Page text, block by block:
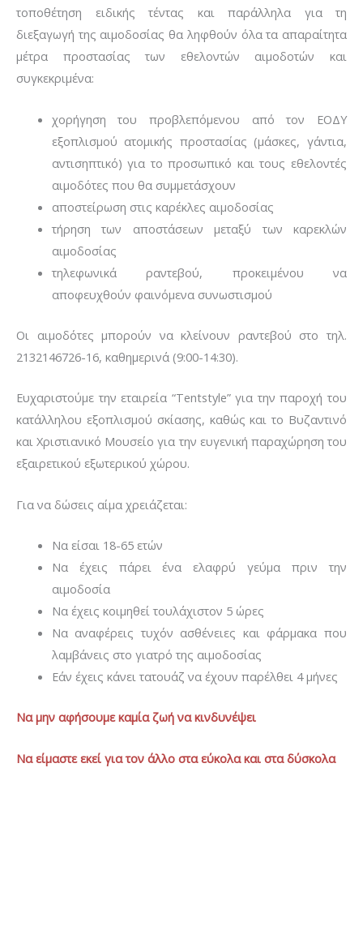
τοποθέτηση ειδικής τέντας και παράλληλα για τη
διεξαγωγή της αιμοδοσίας θα ληφθούν όλα τα απαραίτητα
μέτρα προστασίας των εθελοντών αιμοδοτών και
συγκεκριμένα:
χορήγηση του προβλεπόμενου από τον ΕΟΔΥ
εξοπλισμού ατομικής προστασίας (μάσκες, γάντια,
αντισηπτικό) για το προσωπικό και τους εθελοντές
αιμοδότες που θα συμμετάσχουν
αποστείρωση στις καρέκλες αιμοδοσίας
τήρηση των αποστάσεων μεταξύ των καρεκλών
αιμοδοσίας
τηλεφωνικά ραντεβού, προκειμένου να
αποφευχθούν φαινόμενα συνωστισμού
Οι αιμοδότες μπορούν να κλείνουν ραντεβού στο τηλ.
2132146726-16, καθημερινά (9:00-14:30).
Ευχαριστούμε την εταιρεία “Tentstyle” για την παροχή του
κατάλληλου εξοπλισμού σκίασης, καθώς και το Βυζαντινό
και Χριστιανικό Μουσείο για την ευγενική παραχώρηση του
εξαιρετικού εξωτερικού χώρου.
Για να δώσεις αίμα χρειάζεται:
Να είσαι 18-65 ετών
Να έχεις πάρει ένα ελαφρύ γεύμα πριν την
αιμοδοσία
Να έχεις κοιμηθεί τουλάχιστον 5 ώρες
Να αναφέρεις τυχόν ασθένειες και φάρμακα που
λαμβάνεις στο γιατρό της αιμοδοσίας
Εάν έχεις κάνει τατουάζ να έχουν παρέλθει 4 μήνες
Να μην αφήσουμε καμία ζωή να κινδυνέψει
Να είμαστε εκεί για τον άλλο στα εύκολα και στα δύσκολα